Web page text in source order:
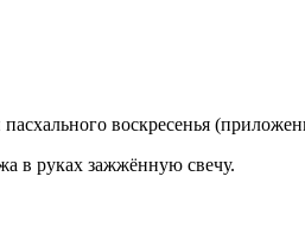
воскресенья
в руках зажжённую свечу.